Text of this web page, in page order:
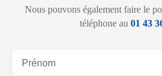
Nous pouvons également faire le
téléphone au 01 43
Prénom